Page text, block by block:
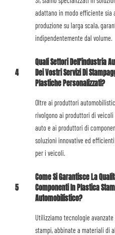
adattano in modo efficiente sia
produzione su larga scala,
indipendentemente dal volume.
4
Quali Settori Dell'industria
Dei Vostri Servizi Di
Plastiche Personalizzati?
Oltre ai produttori
rivolgono ai produttori di
auto e ai produttori di
soluzioni innovative ed
per i veicoli.
5
Come Si Garantisce La
Componenti In Plastica
Automobilistico?
Utilizziamo tecnologie
stampi, abbinate a materiali di